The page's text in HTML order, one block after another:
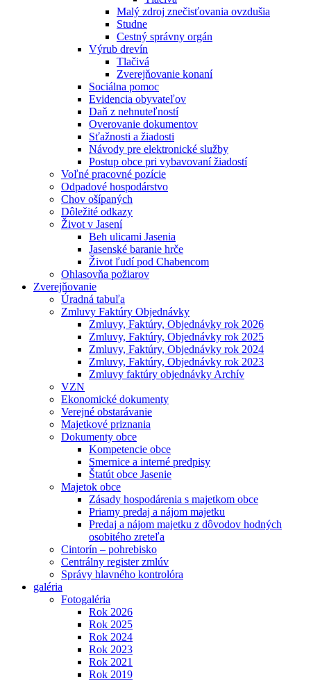
Malý zdroj znečisťovania ovzdušia
Studne
Cestný správny orgán
Výrub drevín
Tlačivá
Zverejňovanie konaní
Sociálna pomoc
Evidencia obyvateľov
Daň z nehnuteľností
Overovanie dokumentov
Sťažnosti a žiadosti
Návody pre elektronické služby
Postup obce pri vybavovaní žiadostí
Voľné pracovné pozície
Odpadové hospodárstvo
Chov ošípaných
Dôležité odkazy
Život v Jasení
Beh ulicami Jasenia
Jasenské baranie hrče
Život ľudí pod Chabencom
Ohlasovňa požiarov
Zverejňovanie
Úradná tabuľa
Zmluvy Faktúry Objednávky
Zmluvy, Faktúry, Objednávky rok 2026
Zmluvy, Faktúry, Objednávky rok 2025
Zmluvy, Faktúry, Objednávky rok 2024
Zmluvy, Faktúry, Objednávky rok 2023
Zmluvy faktúry objednávky Archív
VZN
Ekonomické dokumenty
Verejné obstarávanie
Majetkové priznania
Dokumenty obce
Kompetencie obce
Smernice a interné predpisy
Štatút obce Jasenie
Majetok obce
Zásady hospodárenia s majetkom obce
Priamy predaj a nájom majetku
Predaj a nájom majetku z dôvodov hodných
osobitého zreteľa
Cintorín – pohrebisko
Centrálny register zmlúv
Správy hlavného kontrolóra
galéria
Fotogaléria
Rok 2026
Rok 2025
Rok 2024
Rok 2023
Rok 2021
Rok 2019